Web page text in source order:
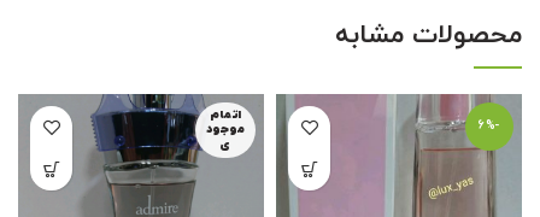
محصولات مشابه
-6%
اتمام
موجود
ی